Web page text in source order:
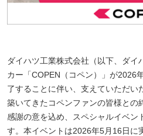
ダイハツ工業株式会社（以下、ダイ
カー「COPEN（コペン）」が2026
了することに伴い、支えていただい
築いてきたコペンファンの皆様との
感謝の意を込め、スペシャルイベン
す。本イベントは2026年5月16日に